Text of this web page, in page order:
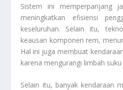
Sistem ini memperpanjang
meningkatkan efisiensi
keseluruhan. Selain itu,
keausan komponen rem,
Hal ini juga membuat
karena mengurangi limbah suku
Selain itu, banyak kendaraan